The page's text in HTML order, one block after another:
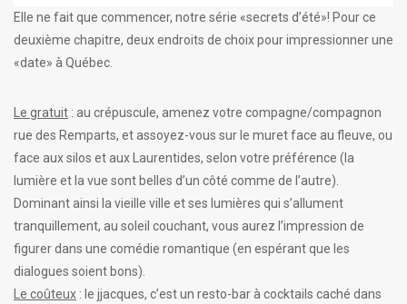
Elle ne fait que commencer, notre série «secrets d’été»! Pour ce
deuxième chapitre, deux endroits de choix pour impressionner une
«date» à Québec.
Le gratuit : au crépuscule, amenez votre compagne/compagnon
rue des Remparts, et assoyez-vous sur le muret face au fleuve, ou
face aux silos et aux Laurentides, selon votre préférence (la
lumière et la vue sont belles d’un côté comme de l’autre).
Dominant ainsi la vieille ville et ses lumières qui s’allument
tranquillement, au soleil couchant, vous aurez l’impression de
figurer dans une comédie romantique (en espérant que les
dialogues soient bons).
Le coûteux : le jjacques, c’est un resto-bar à cocktails caché dans